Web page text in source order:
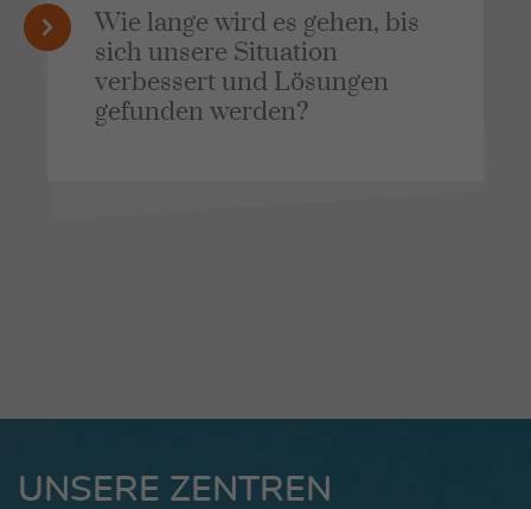
Wie lange wird es gehen, bis
sich unsere Situation
verbessert und Lösungen
gefunden werden?
UNSERE ZENTREN